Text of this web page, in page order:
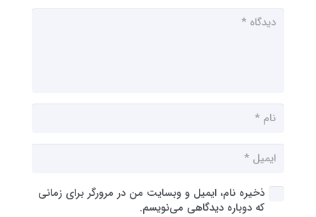
ذخیره نام، ایمیل و وبسایت من در مرورگر برای زمانی
که دوباره دیدگاهی می‌نویسم.